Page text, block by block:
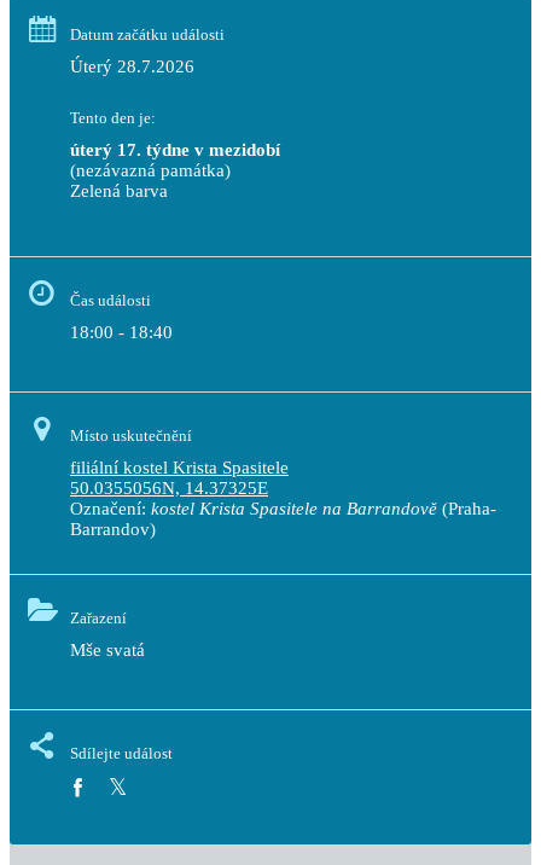
Datum začátku události
Úterý 28.7.2026
Tento den je:
úterý 17. týdne v mezidobí
(nezávazná památka)
Zelená barva
Čas události
18:00 - 18:40
Místo uskutečnění
filiální kostel Krista Spasitele
50.0355056N, 14.37325E
Označení: kostel Krista Spasitele na Barrandově (Praha-
Barrandov)
Zařazení
Mše svatá
Sdílejte událost